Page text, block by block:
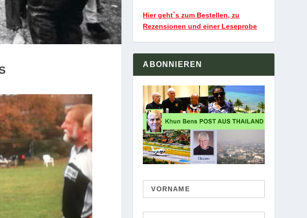
Hier geht`s zum Bestellen, zu
Rezensionen und einer Leseprobe
ABONNIEREN